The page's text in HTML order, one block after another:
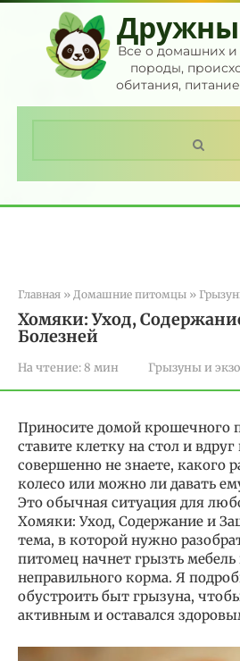
Перейти
контенту
Все о домашних
породы,
обитания,
Главная » Домашние питомцы »
Хомяки: Уход,
Болезней
На чтение:8 мин Грызуны и
Приносите домой крошечного
ставите клетку на стол и
совершенно не знаете, какого
колесо или можно ли давать
Это обычная ситуация для
Хомяки: Уход, Содержание и
тема, в которой нужно
питомец начнет грызть мебель
неправильного корма. Я
обустроить быт грызуна,
активным и оставался